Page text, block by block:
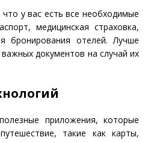
у вас есть все необходимые
медицинская страховка,
бронирования отелей. Лучше
документов на случай их
приложения, которые
такие как карты,